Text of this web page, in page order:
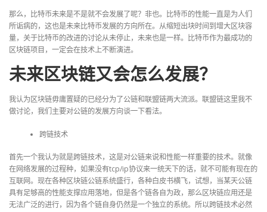
那么，比特币未来是不是就不会发展了呢？非也。比特币的性能一直是为人们
所诟病的，这也是未来比特币发展的方向所在。从缩短出块时间到增大区块容
量，关于比特币的改进的讨论从未停止，未来也是一样。比特币作为最成功的
区块链项目，一定会在技术上不断演进。
未来区块链又会怎么发展？
我认为区块链毋庸置疑的已经分为了公链和联盟链两大流派。联盟链这里我不
做讨论，我们主要对公链的发展方向谈一下看法。
跨链技术
首先一个我认为就是跨链技术，这是对公链来说和性能一样重要的技术。就像
在网络发展的过程种，如果没有tcp/ip协议来一统天下的话，就不可能有现在的
互联网。现在各种区块链公链系统盛行，各种白皮书横飞，试想，当某天公链
具有足够高的性能支撑应用落地，但是各个链各自为政，那么区块链应用还是
无法广泛的进行，因为各个链自身仍然是一个独立的系统。所以跨链技术必然